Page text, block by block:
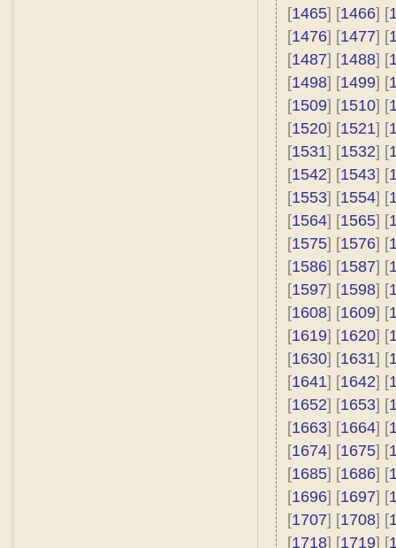
[1465] [1466] [
[1476] [1477] [
[1487] [1488] [
[1498] [1499] [
[1509] [1510] [
[1520] [1521] [
[1531] [1532] [
[1542] [1543] [
[1553] [1554] [
[1564] [1565] [
[1575] [1576] [
[1586] [1587] [
[1597] [1598] [
[1608] [1609] [
[1619] [1620] [
[1630] [1631] [
[1641] [1642] [
[1652] [1653] [
[1663] [1664] [
[1674] [1675] [
[1685] [1686] [
[1696] [1697] [
[1707] [1708] [
[1718] [1719] [